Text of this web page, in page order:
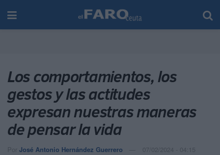
Los comportamientos, los
gestos y las actitudes
expresan nuestras maneras
de pensar la vida
Por José Antonio Hernández Guerrero 07/02/2024 - 04:15